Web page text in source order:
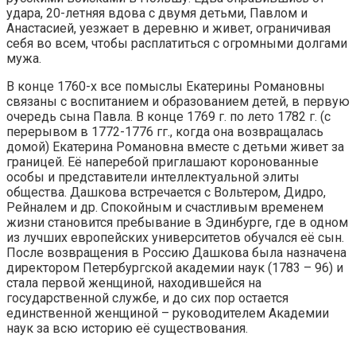
удара, 20-летняя вдова с двумя детьми, Павлом и
Анастасией, уезжает в деревню и живет, ограничивая
себя во всем, чтобы расплатиться с огромными долгами
мужа.
В конце 1760-х все помыслы Екатерины Романовны
связаны с воспитанием и образованием детей, в первую
очередь сына Павла. В конце 1769 г. по лето 1782 г. (с
перерывом в 1772-1776 гг., когда она возвращалась
домой) Екатерина Романовна вместе с детьми живет за
границей. Её наперебой приглашают коронованные
особы и представители интеллектуальной элиты
общества. Дашкова встречается с Вольтером, Дидро,
Рейналем и др. Спокойным и счастливым временем
жизни становится пребывание в Эдинбурге, где в одном
из лучших европейских университетов обучался её сын.
После возвращения в Россию Дашкова была назначена
директором Петербургской академии наук (1783 – 96) и
стала первой женщиной, находившейся на
государственной службе, и до сих пор остается
единственной женщиной – руководителем Академии
наук за всю историю её существования.